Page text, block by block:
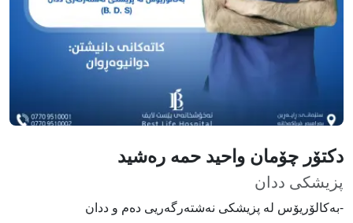
دکتۆر چۆمان واحید حمە رەشید
پزیشکی ددان
-بەکالۆریۆس لە پزیشکی نەشتەرگەریی دەم و ددان